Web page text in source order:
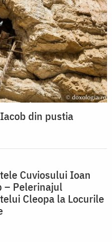
din pustia
Cuviosului Ioan
– Pelerinajul
Cleopa la Locurile